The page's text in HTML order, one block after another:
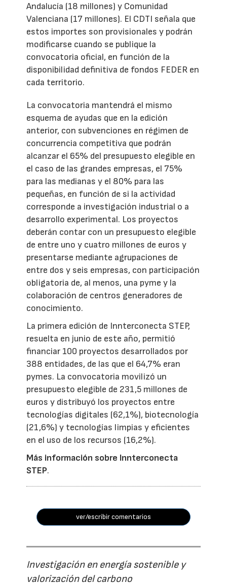
Andalucía (18 millones) y Comunidad
Valenciana (17 millones). El CDTI señala que
estos importes son provisionales y podrán
modificarse cuando se publique la
convocatoria oficial, en función de la
disponibilidad definitiva de fondos FEDER en
cada territorio.
La convocatoria mantendrá el mismo
esquema de ayudas que en la edición
anterior, con subvenciones en régimen de
concurrencia competitiva que podrán
alcanzar el 65% del presupuesto elegible en
el caso de las grandes empresas, el 75%
para las medianas y el 80% para las
pequeñas, en función de si la actividad
corresponde a investigación industrial o a
desarrollo experimental. Los proyectos
deberán contar con un presupuesto elegible
de entre uno y cuatro millones de euros y
presentarse mediante agrupaciones de
entre dos y seis empresas, con participación
obligatoria de, al menos, una pyme y la
colaboración de centros generadores de
conocimiento.
La primera edición de Innterconecta STEP,
resuelta en junio de este año, permitió
financiar 100 proyectos desarrollados por
388 entidades, de las que el 64,7% eran
pymes. La convocatoria movilizó un
presupuesto elegible de 231,5 millones de
euros y distribuyó los proyectos entre
tecnologías digitales (62,1%), biotecnología
(21,6%) y tecnologías limpias y eficientes
en el uso de los recursos (16,2%).
Más información sobre Innterconecta
STEP.
ver/escribir comentarios
Investigación en energía sostenible y
valorización del carbono